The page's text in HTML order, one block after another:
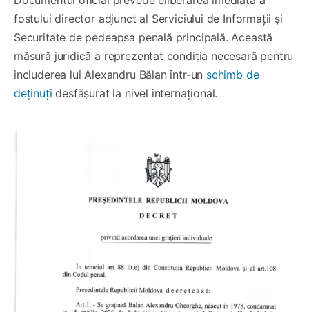
fostului director adjunct al Serviciului de Informații și
Securitate de pedeapsa penală principală. Această
măsură juridică a reprezentat condiția necesară pentru
includerea lui Alexandru Bălan într-un schimb de
deținuți desfășurat la nivel internațional.